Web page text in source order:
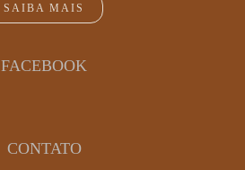
SAIBA MAIS
FACEBOOK
CONTATO